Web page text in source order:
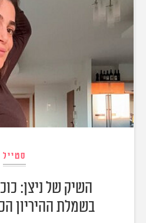
סטייל
השיק של ניצן:
בשמלת ההיריון